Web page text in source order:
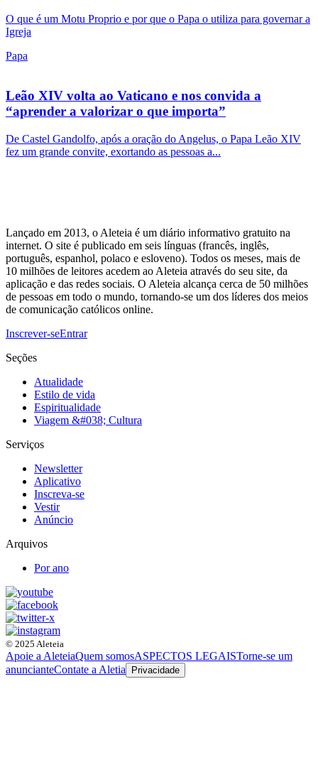
O que é um Motu Proprio e por que o Papa o utiliza para governar a
Igreja
Papa
Leão XIV volta ao Vaticano e nos convida a
“aprender a valorizar o que importa”
De Castel Gandolfo, após a oração do Angelus, o Papa Leão XIV
fez um grande convite, exortando as pessoas a...
Lançado em 2013, o Aleteia é um diário informativo gratuito na
internet. O site é publicado em seis línguas (francês, inglês,
português, espanhol, polaco e esloveno). Todos os meses, mais de
10 milhões de leitores acedem ao Aleteia através do seu site, da
aplicação e das redes sociais. O Aleteia alcança cerca de 50 milhões
de pessoas em todo o mundo, tornando-se um dos líderes dos meios
de comunicação católicos online.
Inscrever-seEntrar
Seções
Atualidade
Estilo de vida
Espiritualidade
Viagem &#038; Cultura
Serviços
Newsletter
Aplicativo
Inscreva-se
Vestir
Anúncio
Arquivos
Por ano
© 2025 Aleteia
Apoie a AleteiaQuem somosASPECTOS LEGAISTorne-se um
anuncianteContate a Aletia Privacidade